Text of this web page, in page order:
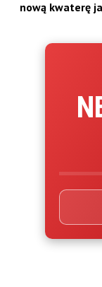
nową kwaterę